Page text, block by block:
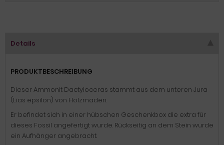
Details
PRODUKTBESCHREIBUNG
Dieser Ammonit Dactyloceras stammt aus dem unteren Jura
(Lias epsilon) von Holzmaden.
Er befindet sich in einer hübschen Geschenkbox die extra für
dieses Fossil angefertigt wurde. Rückseitig an dem Stein wurde
ein Aufhänger angebracht.